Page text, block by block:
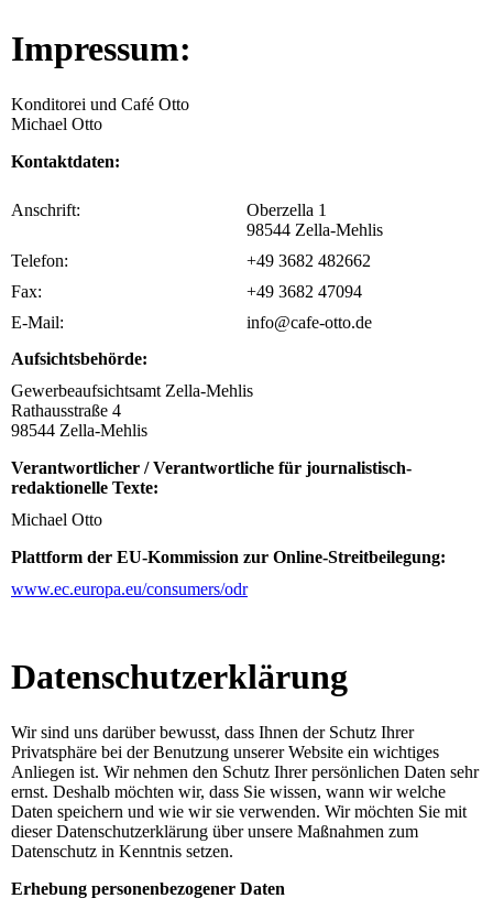
Impressum:
Konditorei und Café Otto
Michael Otto
Kontaktdaten:
Anschrift:
Oberzella 1
98544 Zella-Mehlis
Telefon:
+49 3682 482662
Fax:
+49 3682 47094
E-Mail:
info@cafe-otto.de
Aufsichtsbehörde:
Gewerbeaufsichtsamt Zella-Mehlis
Rathausstraße 4
98544 Zella-Mehlis
Verantwortlicher / Verantwortliche für journalistisch-
redaktionelle Texte:
Michael Otto
Plattform der EU-Kommission zur Online-Streitbeilegung:
www.ec.europa.eu/consumers/odr
Datenschutz­erklärung
Wir sind uns darüber bewusst, dass Ihnen der Schutz Ihrer
Privatsphäre bei der Benutzung unserer Website ein wichtiges
Anliegen ist. Wir nehmen den Schutz Ihrer persönlichen Daten sehr
ernst. Deshalb möchten wir, dass Sie wissen, wann wir welche
Daten speichern und wie wir sie verwenden. Wir möchten Sie mit
dieser Datenschutzerklärung über unsere Maßnahmen zum
Datenschutz in Kenntnis setzen.
Erhebung personenbezogener Daten